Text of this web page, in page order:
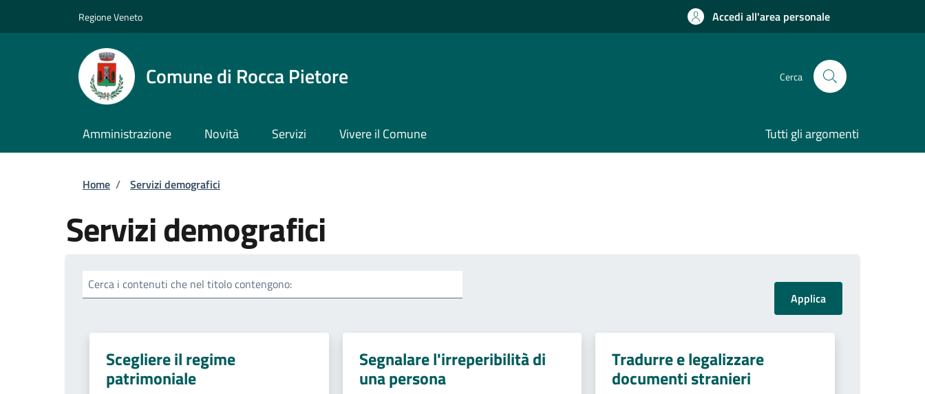
Regione Veneto Accedi all'area personale
Comune di Rocca Pietore Cerca
Amministrazione Novità Servizi Vivere il Comune Tutti gli argomenti
Briciole di pane
Home / Servizi demografici
Servizi demografici
Cerca i contenuti che nel titolo contengono:
Scegliere il regime
patrimoniale
Segnalare l'irreperibilità di
una persona
Tradurre e legalizzare
documenti stranieri